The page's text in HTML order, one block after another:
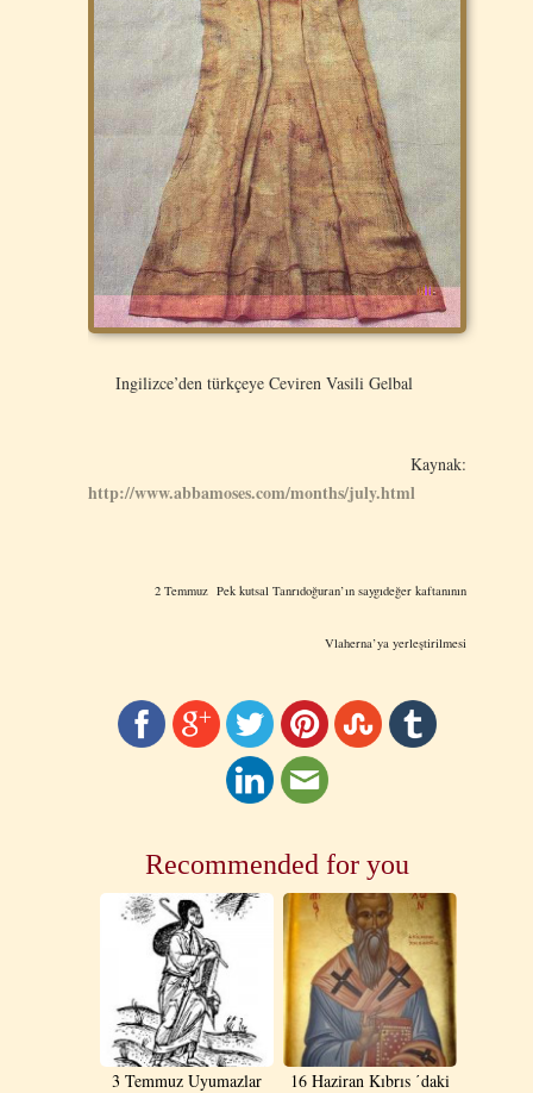
Ingilizce’den türkçeye Ceviren Vasili Gelbal
Kaynak:
http://www.abbamoses.com/months/july.html
2 Temmuz Pek kutsal Tanrıdoğuran’ın saygıdeğer kaftanının
Vlaherna’ya yerleştirilmesi
Recommended for you
3 Temmuz Uyumazlar
16 Haziran Kıbrıs ΄daki